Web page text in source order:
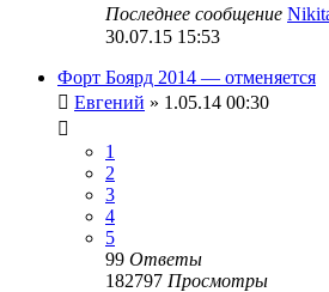
Последнее сообщение
30.07.15 15:53
Форт Боярд 2014 — отменяется
Евгений » 1.05.14 00:30
1
2
3
4
5
99 Ответы
182797 Просмотры